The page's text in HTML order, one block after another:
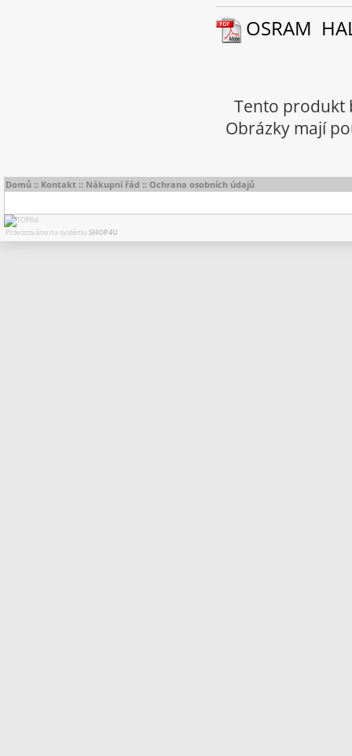
OSRAM
Tento produkt
Obrázky mají
Domů :: Kontakt :: Nákupní řád :: Ochrana osobních údajů
Provozováno na systému SHOP4U